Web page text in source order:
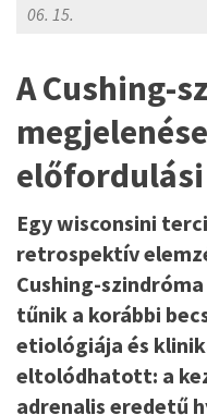
06. 15.
A Cushing-
Egy wisconsini
retrospektív
Cushing-
tűnik a korábbi
etiológiája és
eltolódhatott: a
adrenalis eredetű